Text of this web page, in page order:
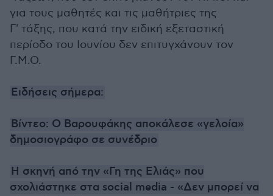
για τους μαθητές και τις μαθήτριες της
Γ' τάξης, που κατά την ειδική εξεταστική
περίοδο του Ιουνίου δεν επιτυγχάνουν τον
Γ.Μ.Ο.
Ειδήσεις σήμερα:
Βίντεο: Ο Βαρουφάκης αποκάλεσε «γελοία»
δημοσιογράφο σε συνέδριο
Η σκηνή από την «Γη της Ελιάς» που
σχολιάστηκε στα social media - «Δεν μπορεί να